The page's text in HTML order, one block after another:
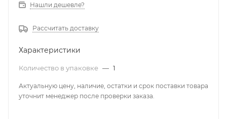
Нашли дешевле?
Рассчитать доставку
Характеристики
Количество в упаковке — 1
Актуальную цену, наличие, остатки и срок поставки товара
уточнит менеджер после проверки заказа.